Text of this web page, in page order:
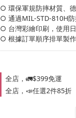
○ 環保軍規防摔材質、
○ 通過MIL-STD-810H
○ 台灣彩繪印刷，使用
○ 根據訂單順序排單製
全店，🚛$399免運
全店，📣任選2件85折